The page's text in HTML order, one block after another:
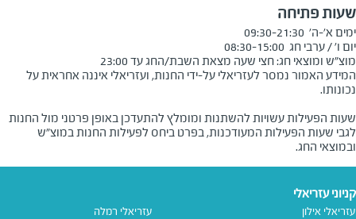
שעות פתיחה
מוצ"ש ומוצאי חג: חצי שעה מצאת השבת/החג עד 23:00
המידע האמור נמסר לעזריאלי על-ידי החנות, ועזריאלי איננה אחראית על
שעות הפעילות עשויות להשתנות ומומלץ להתעדכן באופן פרטני מול החנות
לגבי שעות הפעילות המעודכנות, בפרט ביחס לפעילות החנות במוצ"ש
ובמוצאי החג.
קניוני עזריאלי
עזריאלי אילון
עזריאלי רמלה